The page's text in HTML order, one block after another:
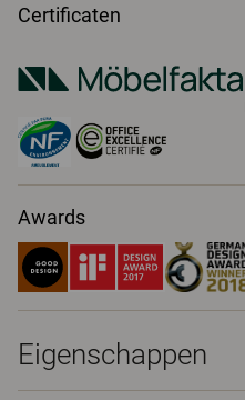
Certificaten
Awards
Eigenschappen